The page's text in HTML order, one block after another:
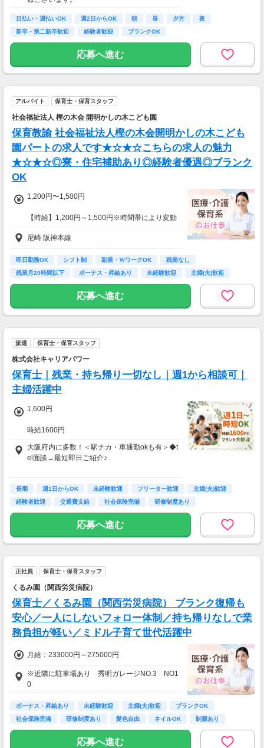
日払い・週払いOK 週2日からOK 朝 昼 夕方
夜
新卒・第二新卒歓迎
経験者歓迎 ブランクOK
応募へ進む
アルバイト 保育士・保育スタッフ
社会福祉法人 樫の木会 開明かしの木こども園
保育教諭 社会福祉法人樫の木会開明かしの木こども
園パートの求人です★☆★☆こちらの求人の魅力
★☆★☆◎寮・住宅補助あり◎経験者優遇◎ブランク
OK
1,200円〜1,500円
【時給】1,200円～1,500円※時間帯により変動
交通費支給
✅️経験・能力・スキル・所有資格により加算あ
り
尼崎 阪神本線
即日勤務OK シフト制 副業・ＷワークOK
残業なし
残業月20時間以下
ボーナス・昇給あり 未経験歓迎
主婦(夫)歓迎
経験者歓迎
応募へ進む
派遣 保育士・保育スタッフ
株式会社キャリアパワー
保育士｜残業・持ち帰り一切なし｜週1から相談可｜
主婦活躍中
1,600円
時給1600円
※交通費の別途支給あり（規定支給）
大阪府内に多数！＜駅チカ・車通勤okも有＞◆t
el面談→最短即日ご紹介♪
【交通費支給】
大阪駅から徒歩5分
長期 週1日からOK 未経験歓迎 フリーター歓迎
主婦(夫)歓迎
経験者歓迎
交通費支給 社会保険完備 研修制度あり
応募へ進む
正社員 保育士・保育スタッフ
くるみ園（関西労災病院）
保育士／くるみ園（関西労災病院） ブランク復帰も
安心／一人にしないフォロー体制／持ち帰りなしで業
務負担が軽い／ミドル子育て世代活躍中
月給：233000円～275000円
※近隣に駐車場あり 秀明ガレージNO.3 NO1
0
ボーナス・昇給あり 未経験歓迎 主婦(夫)歓迎
ブランクOK
社会保険完備
研修制度あり 髪色自由 ネイルOK 制服あり
応募へ進む